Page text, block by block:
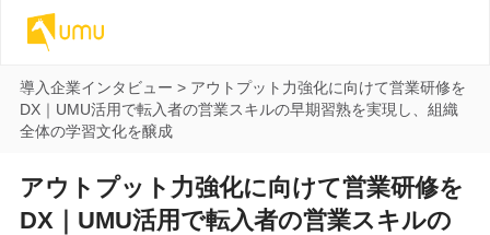
導入企業インタビュー > アウトプット力強化に向けて営業研修を
DX｜UMU活用で転入者の営業スキルの早期習熟を実現し、組織
全体の学習文化を醸成
アウトプット力強化に向けて営業研修を
DX｜UMU活用で転入者の営業スキルの